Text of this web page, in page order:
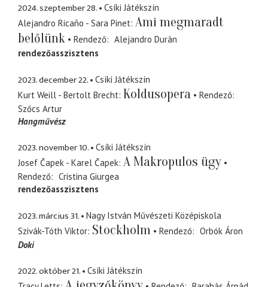
2024. szeptember 28.
Csíki Játékszín
Alejandro Ricaño - Sara Pinet Ami megmaradt
belőlünk
Rendező
Alejandro Durán
rendezőasszisztens
2023. december 22.
Csíki Játékszín
Kurt Weill - Bertolt Brecht Koldusopera
Rendező
Szőcs Artur
Hangművész
2023. november 10.
Csíki Játékszín
Josef Čapek - Karel Čapek A Makropulos ügy
Rendező
Cristina Giurgea
rendezőasszisztens
2023. március 31.
Nagy István Művészeti Középiskola
Szivák-Tóth Viktor Stockholm Rendező
Orbók Áron
Doki
2022. október 21.
Csíki Játékszín